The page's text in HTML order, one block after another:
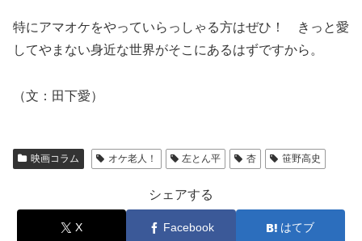
特にアマオケをやっていらっしゃる方はぜひ！ きっと愛
してやまない身近な世界がそこにあるはずですから。
（文：田下愛）
映画コラム オケ老人！ 左とん平 杏 笹野高史
シェアする
X Facebook はてブ